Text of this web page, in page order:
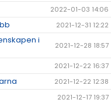
2022-01-03 14:06
2021-12-31 12:22
i
2021-12-28 18:57
2021-12-22 16:37
2021-12-22 12:38
2021-12-17 19:37